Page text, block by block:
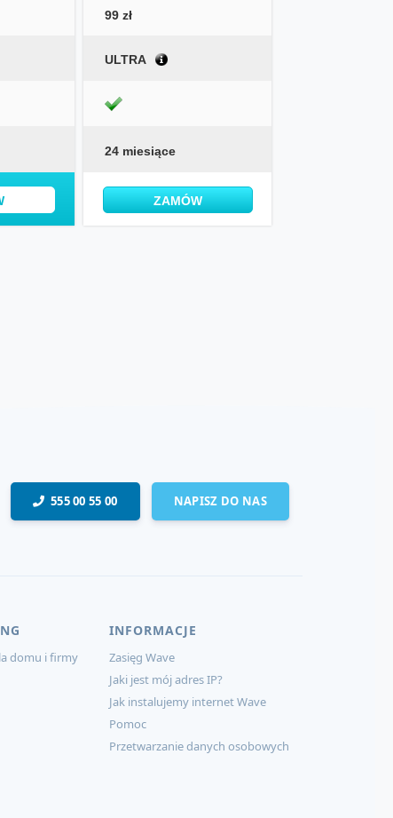
99 zł
ULTRA
24 miesiące
ZAMÓW
555 00 55 00 NAPISZ DO NAS
domu i firmy
INFORMACJE
Zasięg Wave
Jaki jest mój adres IP?
Jak instalujemy internet Wave
Pomoc
Przetwarzanie danych osobowych